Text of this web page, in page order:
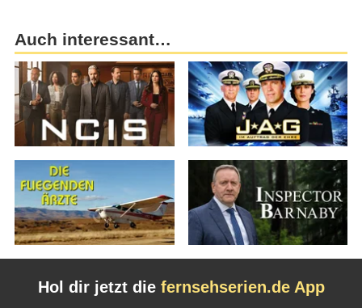
Auch interessant…
Hol dir jetzt die fernsehserien.de App